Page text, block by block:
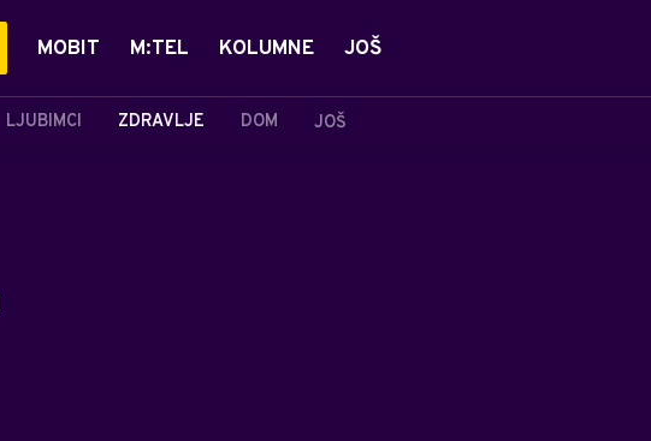
LJUBIMCI ZDRAVLJE DOM JOŠ
MOBIT M:TEL KOLUMNE JOŠ